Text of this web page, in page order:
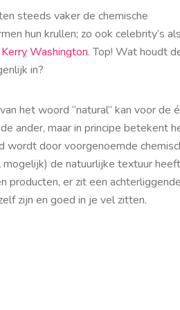
steeds vaker de chemische
hun krullen; zo ook celebrity’s als
Kerry Washington. Top! Wat houdt
in?
het woord “natural” kan voor de
ander, maar in principe betekent
wordt door voorgenoemde
de natuurlijke textuur
producten, er zit een achterliggende
zijn en goed in je vel zitten.